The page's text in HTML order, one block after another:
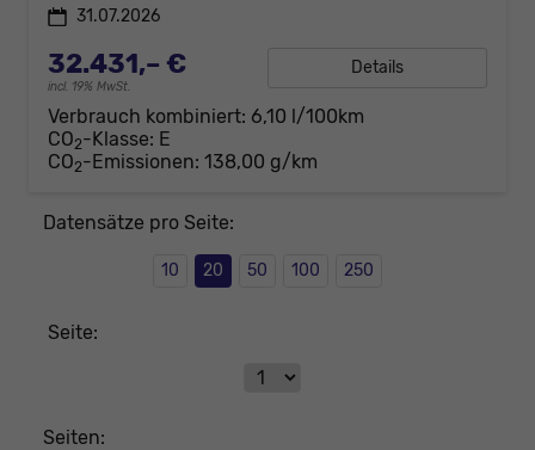
31.07.2026
32.431,– €
incl. 19% MwSt.
Details
Verbrauch kombiniert: 6,10 l/100km
CO2-Klasse: E
CO2-Emissionen: 138,00 g/km
Datensätze pro Seite:
10 20 50 100 250
Seite:
Seiten: